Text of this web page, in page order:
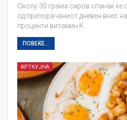
Околу 30 грама сиров спанаќ ќе
од препорачаниот дневен внес
проценти витамин К.
ПОВЕЌЕ...
АРТКУЈНА